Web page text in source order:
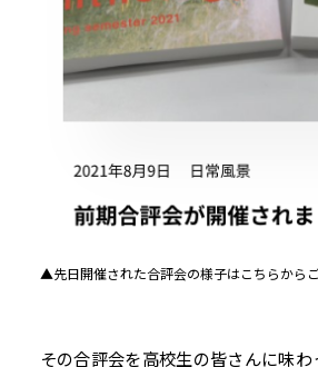
▲先日開催された合評会の様子はこちらから
その合評会を高校生の皆さんに味わ